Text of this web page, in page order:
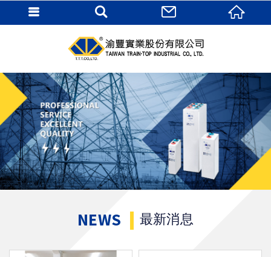
NEWS 最新消息